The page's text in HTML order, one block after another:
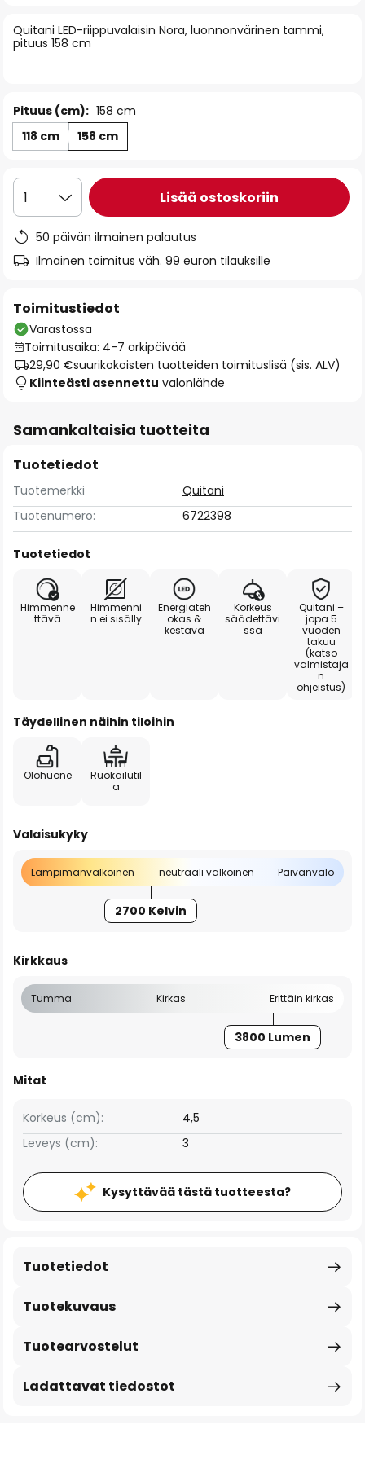
the
images
Quitani LED-riippuvalaisin Nora, luonnonvärinen tammi,
pituus 158 cm
Pituus (cm): 158 cm
118 cm
158 cm
1 Lisää ostoskoriin
50 päivän ilmainen palautus
Ilmainen toimitus väh. 99 euron tilauksille
Toimitustiedot
Varastossa
Toimitusaika: 4-7 arkipäivää
29,90 €suurikokoisten tuotteiden toimituslisä (sis. ALV)
Kiinteästi asennettu valonlähde
Samankaltaisia tuotteita
Tuotetiedot
Tuotemerkki
Quitani
Tuotenumero:
6722398
Tuotetiedot
Himmenne
ttävä
Himmenni
n ei sisälly
Energiateh
okas &
kestävä
Korkeus
säädettävi
ssä
Quitani –
jopa 5
vuoden
takuu
(katso
valmistaja
n
ohjeistus)
Täydellinen näihin tiloihin
Olohuone
Ruokailutil
a
Valaisukyky
Lämpimänvalkoinen neutraali valkoinen Päivänvalo
2700 Kelvin
Kirkkaus
Tumma Kirkas Erittäin kirkas
3800 Lumen
Mitat
Leveys (cm): 3
Korkeus (cm): 4,5
Kysyttävää tästä tuotteesta?
Tuotekuvaus
Tuotetiedot
Tuotearvostelut
Ladattavat tiedostot